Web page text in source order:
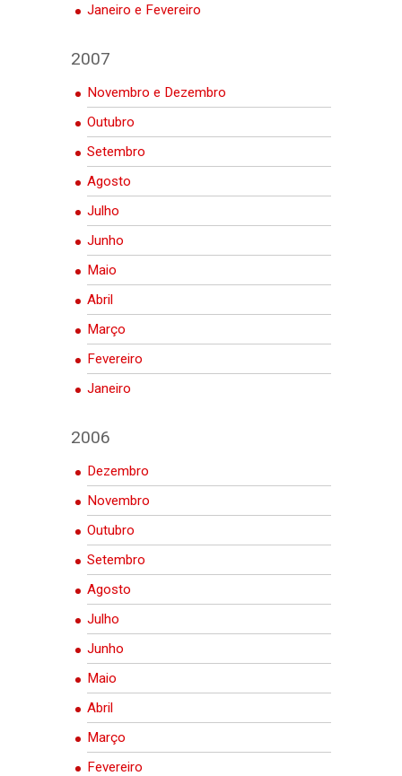
Janeiro e Fevereiro
2007
Novembro e Dezembro
Outubro
Setembro
Agosto
Julho
Junho
Maio
Abril
Março
Fevereiro
Janeiro
2006
Dezembro
Novembro
Outubro
Setembro
Agosto
Julho
Junho
Maio
Abril
Março
Fevereiro